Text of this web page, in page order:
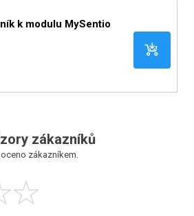
k modulu MySentio
zákazníků
zákazníkem.